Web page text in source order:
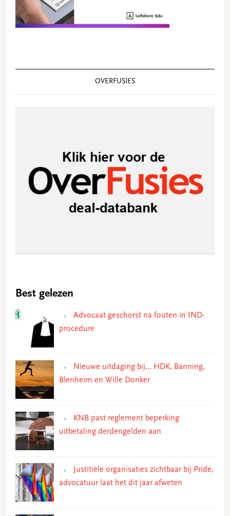
OVERFUSIES
Best gelezen
Advocaat geschorst na fouten in IND-
procedure
Nieuwe uitdaging bij… HDK, Banning,
Blenheim en Wille Donker
KNB past reglement beperking
uitbetaling derdengelden aan
Justitiële organisaties zichtbaar bij Pride,
advocatuur laat het dit jaar afweten